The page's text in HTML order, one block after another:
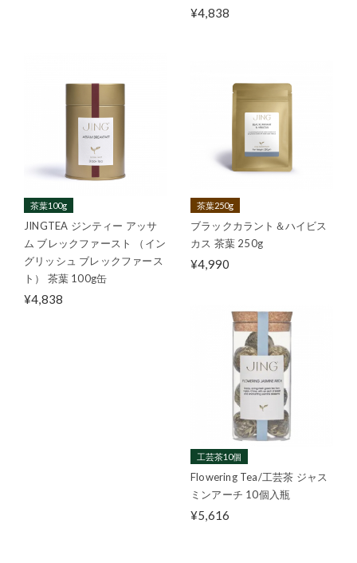
¥4,838
茶葉100g
JINGTEA ジンティー アッサ
ム ブレックファースト （イン
グリッシュ ブレックファース
ト） 茶葉 100g缶
¥4,838
茶葉250g
ブラックカラント＆ハイビス
カス 茶葉 250g
¥4,990
工芸茶10個
Flowering Tea/工芸茶 ジャス
ミンアーチ 10個入瓶
¥5,616